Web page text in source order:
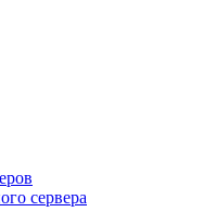
сервера